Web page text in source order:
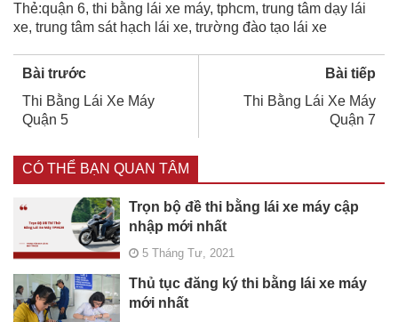
Thẻ:quận 6, thi bằng lái xe máy, tphcm, trung tâm dạy lái
xe, trung tâm sát hạch lái xe, trường đào tạo lái xe
Bài trước
Thi Bằng Lái Xe Máy
Quận 5
Bài tiếp
Thi Bằng Lái Xe Máy
Quận 7
CÓ THỂ BẠN QUAN TÂM
Trọn bộ đề thi bằng lái xe máy cập
nhập mới nhất
5 Tháng Tư, 2021
Thủ tục đăng ký thi bằng lái xe máy
mới nhất